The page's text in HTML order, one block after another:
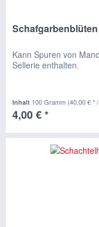
Schafgarbenblüten
Kann Spuren von
Sellerie enthalten.
Inhalt 100 Gramm (40,00 € *
4,00 € *